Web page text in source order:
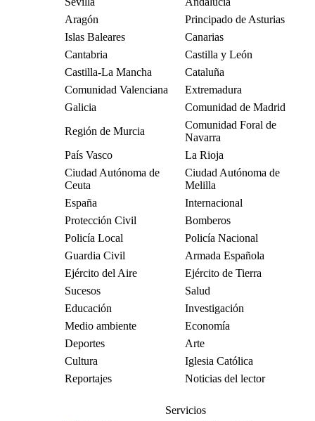
Aragón
Principado de Asturias
Islas Baleares
Canarias
Cantabria
Castilla y León
Castilla-La Mancha
Cataluña
Comunidad Valenciana
Extremadura
Galicia
Comunidad de Madrid
Región de Murcia
Comunidad Foral de
Navarra
País Vasco
La Rioja
Ciudad Autónoma de
Ceuta
Ciudad Autónoma de
Melilla
España
Internacional
Protección Civil
Bomberos
Policía Local
Policía Nacional
Guardia Civil
Armada Española
Ejército del Aire
Ejército de Tierra
Sucesos
Salud
Educación
Investigación
Medio ambiente
Economía
Deportes
Arte
Cultura
Iglesia Católica
Reportajes
Noticias del lector
Servicios